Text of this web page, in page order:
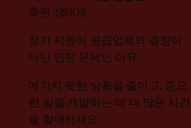
축된 생태계
장기 지원이 공급업체의 결정이
아닌 안전 문제인 이유
예기치 못한 상황을 줄이고, 중요
한 일을 개발하는 데 더 많은 시간
을 할애하세요